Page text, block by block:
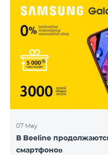
07 May
В Beeline
смартфонов